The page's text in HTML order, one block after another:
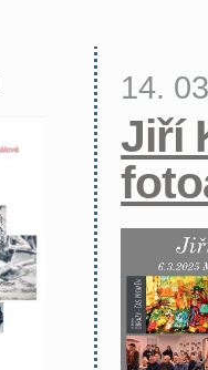
14.
Jiří